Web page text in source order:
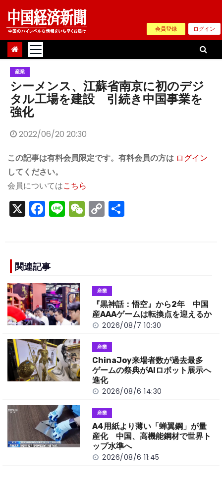
Skip
content
会員登録 ログイン
産業
シーメンス、江蘇省南京に初のデジ
タル工場を建設 引続き中国事業を
強化
2022/06/20 20:30
この記事は有料会員限定です。有料会員の方は ログイン
してください。
会員についてはこちら
X F
a
e
b
o
o
k
Li
n
W
e
C
o
n
k
関連記事
産業
『黒神話：悟空』から2年 中国
産AAAゲームは転換点を迎えるか
2026/08/7 10:30
産業
ChinaJoy来場者数が過去最多
ゲームの祭典がAIロボット展示へ
進化
2026/08/6 14:30
産業
A4用紙より薄い「蝉翼鋼」が量
産化 中国、高機能鋼材で世界ト
ップ水準へ
2026/08/6 11:45